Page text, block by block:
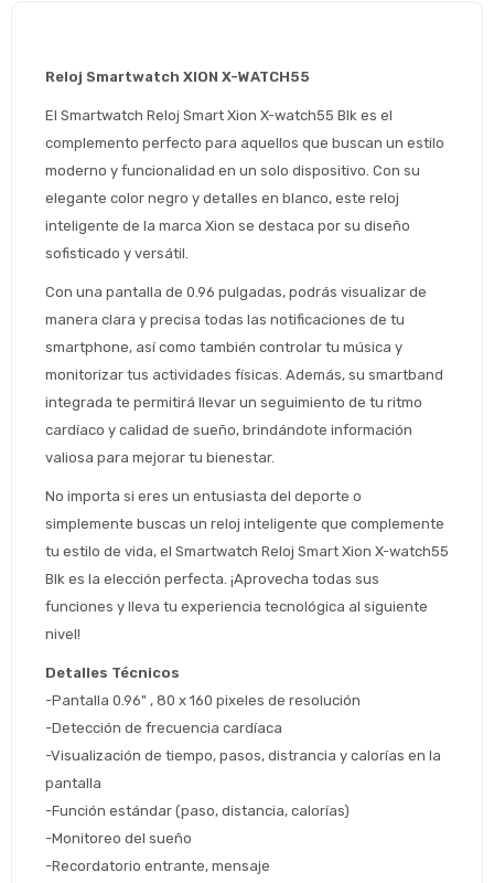
Reloj Smartwatch XION X-WATCH55
El Smartwatch Reloj Smart Xion X-watch55 Blk es el
complemento perfecto para aquellos que buscan un estilo
moderno y funcionalidad en un solo dispositivo. Con su
elegante color negro y detalles en blanco, este reloj
inteligente de la marca Xion se destaca por su diseño
sofisticado y versátil.
Con una pantalla de 0.96 pulgadas, podrás visualizar de
manera clara y precisa todas las notificaciones de tu
smartphone, así como también controlar tu música y
monitorizar tus actividades físicas. Además, su smartband
integrada te permitirá llevar un seguimiento de tu ritmo
cardíaco y calidad de sueño, brindándote información
valiosa para mejorar tu bienestar.
No importa si eres un entusiasta del deporte o
simplemente buscas un reloj inteligente que complemente
tu estilo de vida, el Smartwatch Reloj Smart Xion X-watch55
Blk es la elección perfecta. ¡Aprovecha todas sus
funciones y lleva tu experiencia tecnológica al siguiente
nivel!
Detalles Técnicos
-Pantalla 0.96" , 80 x 160 pixeles de resolución
-Detección de frecuencia cardíaca
-Visualización de tiempo, pasos, distrancia y calorías en la
pantalla
-Función estándar (paso, distancia, calorías)
-Monitoreo del sueño
-Recordatorio entrante, mensaje
Comprá ahora y Pagá
Después, hasta en 12
cuotas y sin tocar tu
tarjeta de crédito
* sujeto aprobación crediticia
Fecha de nacimiento
Día Mes Año
Volver al inicio
Estimado/a
Después.
¡Tenés hasta
para comprar en las cuotas
Elegí tus productos preferidos
Seleccioná Pago Después como metodo
de pago
Ups!
preguntas@pagodespues.com.uy
Por favor intenta nuevamente mas tarde.